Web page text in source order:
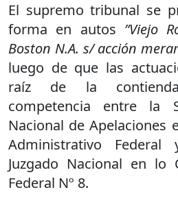
El supremo tribunal se
forma en autos ”Viejo
Boston N.A. s/ acción
luego de que las
raíz de la
competencia entre la
Nacional de Apelaciones
Administrativo
Juzgado Nacional en lo
Federal Nº 8.